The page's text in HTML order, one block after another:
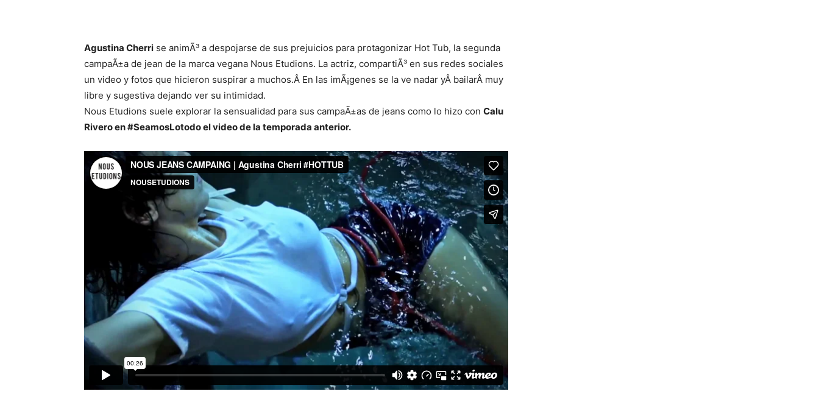
Agustina Cherri se animÃ³ a despojarse de sus prejuicios para protagonizar Hot Tub, la segunda
campaÃ±a de jean de la marca vegana Nous Etudions. La actriz, compartiÃ³ en sus redes sociales
un video y fotos que hicieron suspirar a muchos.Â En las imÃ¡genes se la ve nadar yÂ bailarÂ muy
libre y sugestiva dejando ver su intimidad.
Nous Etudions suele explorar la sensualidad para sus campaÃ±as de jeans como lo hizo con Calu
Rivero en #SeamosLotodo el video de la temporada anterior.